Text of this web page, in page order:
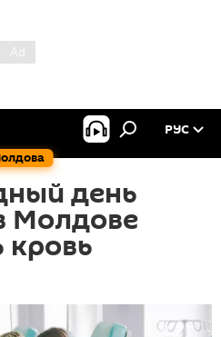
РУС
день
Молдове